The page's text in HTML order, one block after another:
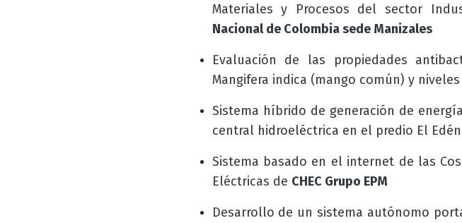
Materiales y Procesos del sector
Nacional de Colombia sede Manizales
Evaluación de las propiedades
Mangifera indica (mango común) y
Sistema híbrido de generación de
central hidroeléctrica en el predio El
Sistema basado en el internet de las
Eléctricas de CHEC Grupo EPM
Desarrollo de un sistema autónomo